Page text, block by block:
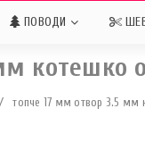
ПОВОДИ
котешко
/ топче 17 мм отвор 3.5 мм